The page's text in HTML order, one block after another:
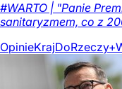
#WARTO | "Panie
sanitaryzmem, co z
OpinieKrajDoRzeczy+